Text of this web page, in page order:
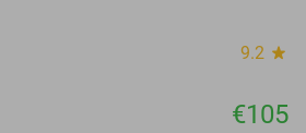
9.2 star
€105